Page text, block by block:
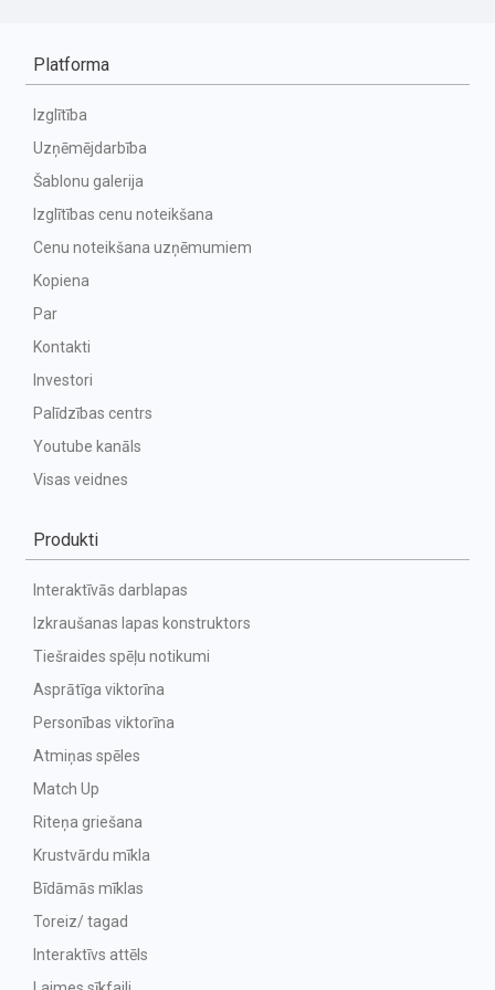
Platforma
Izglītība
Uzņēmējdarbība
Šablonu galerija
Izglītības cenu noteikšana
Cenu noteikšana uzņēmumiem
Kopiena
Par
Kontakti
Investori
Palīdzības centrs
Youtube kanāls
Visas veidnes
Produkti
Interaktīvās darblapas
Izkraušanas lapas konstruktors
Tiešraides spēļu notikumi
Asprātīga viktorīna
Personības viktorīna
Atmiņas spēles
Match Up
Riteņa griešana
Krustvārdu mīkla
Bīdāmās mīklas
Toreiz/ tagad
Interaktīvs attēls